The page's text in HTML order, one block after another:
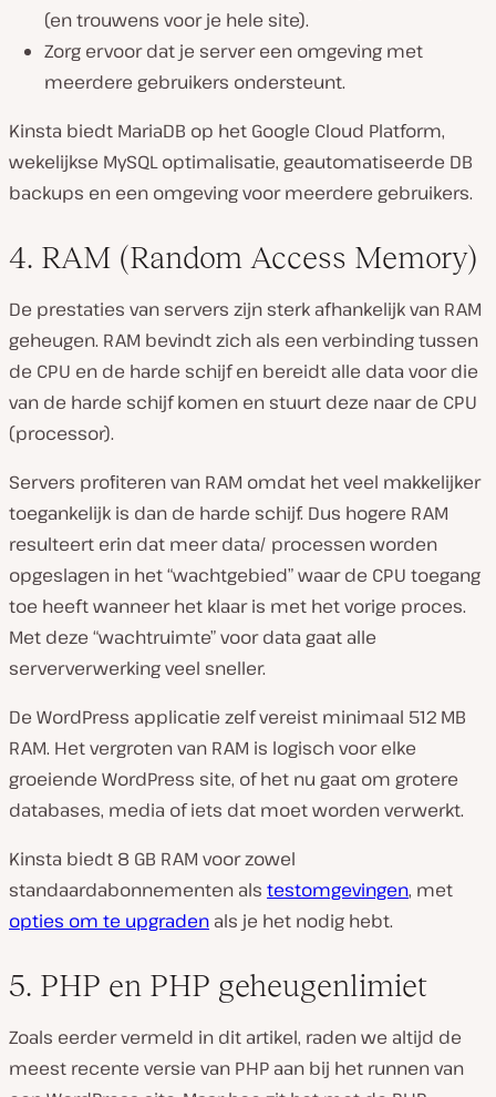
(en trouwens voor je hele site).
Zorg ervoor dat je server een omgeving met
meerdere gebruikers ondersteunt.
Kinsta biedt MariaDB op het Google Cloud Platform,
wekelijkse MySQL optimalisatie, geautomatiseerde DB
backups en een omgeving voor meerdere gebruikers.
4. RAM (Random Access Memory)
De prestaties van servers zijn sterk afhankelijk van RAM
geheugen. RAM bevindt zich als een verbinding tussen
de CPU en de harde schijf en bereidt alle data voor die
van de harde schijf komen en stuurt deze naar de CPU
(processor).
Servers profiteren van RAM omdat het veel makkelijker
toegankelijk is dan de harde schijf. Dus hogere RAM
resulteert erin dat meer data/ processen worden
opgeslagen in het “wachtgebied” waar de CPU toegang
toe heeft wanneer het klaar is met het vorige proces.
Met deze “wachtruimte” voor data gaat alle
serververwerking veel sneller.
De WordPress applicatie zelf vereist minimaal 512 MB
RAM. Het vergroten van RAM is logisch voor elke
groeiende WordPress site, of het nu gaat om grotere
databases, media of iets dat moet worden verwerkt.
Kinsta biedt 8 GB RAM voor zowel
standaardabonnementen als testomgevingen, met
opties om te upgraden als je het nodig hebt.
5. PHP en PHP geheugenlimiet
Zoals eerder vermeld in dit artikel, raden we altijd de
meest recente versie van PHP aan bij het runnen van